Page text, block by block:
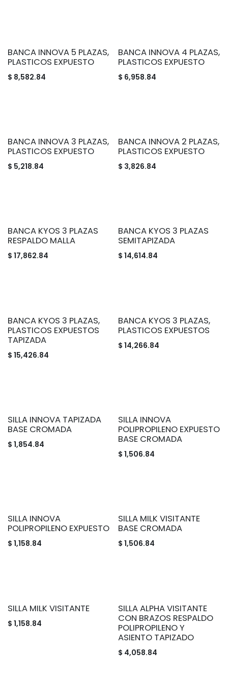
BANCA INNOVA 5 PLAZAS,
PLASTICOS EXPUESTO
$ 8,582.84
BANCA INNOVA 4 PLAZAS,
PLASTICOS EXPUESTO
$ 6,958.84
BANCA INNOVA 3 PLAZAS,
PLASTICOS EXPUESTO
$ 5,218.84
BANCA INNOVA 2 PLAZAS,
PLASTICOS EXPUESTO
$ 3,826.84
BANCA KYOS 3 PLAZAS
RESPALDO MALLA
$ 17,862.84
BANCA KYOS 3 PLAZAS
SEMITAPIZADA
$ 14,614.84
BANCA KYOS 3 PLAZAS,
PLASTICOS EXPUESTOS
TAPIZADA
$ 15,426.84
BANCA KYOS 3 PLAZAS,
PLASTICOS EXPUESTOS
$ 14,266.84
SILLA INNOVA TAPIZADA
BASE CROMADA
$ 1,854.84
SILLA INNOVA
POLIPROPILENO EXPUESTO
BASE CROMADA
$ 1,506.84
SILLA INNOVA
POLIPROPILENO EXPUESTO
$ 1,158.84
SILLA MILK VISITANTE
BASE CROMADA
$ 1,506.84
SILLA MILK VISITANTE
$ 1,158.84
SILLA ALPHA VISITANTE
CON BRAZOS RESPALDO
POLIPROPILENO Y
ASIENTO TAPIZADO
$ 4,058.84